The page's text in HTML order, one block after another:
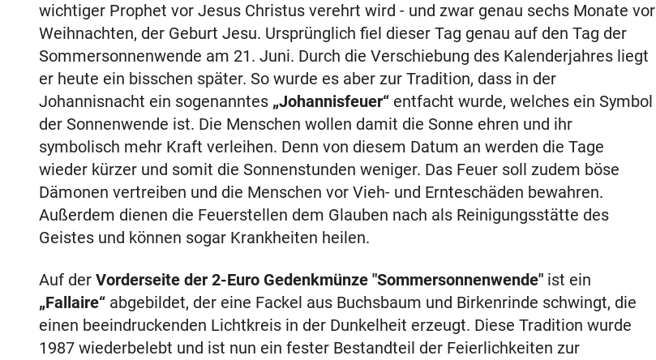
wichtiger Prophet vor Jesus Christus verehrt wird - und zwar genau sechs Monate vor
Weihnachten, der Geburt Jesu. Ursprünglich fiel dieser Tag genau auf den Tag der
Sommersonnenwende am 21. Juni. Durch die Verschiebung des Kalenderjahres liegt
er heute ein bisschen später. So wurde es aber zur Tradition, dass in der
Johannisnacht ein sogenanntes „Johannisfeuer“ entfacht wurde, welches ein Symbol
der Sonnenwende ist. Die Menschen wollen damit die Sonne ehren und ihr
symbolisch mehr Kraft verleihen. Denn von diesem Datum an werden die Tage
wieder kürzer und somit die Sonnenstunden weniger. Das Feuer soll zudem böse
Dämonen vertreiben und die Menschen vor Vieh- und Ernteschäden bewahren.
Außerdem dienen die Feuerstellen dem Glauben nach als Reinigungsstätte des
Geistes und können sogar Krankheiten heilen.
Auf der Vorderseite der 2-Euro Gedenkmünze "Sommersonnenwende" ist ein
„Fallaire“ abgebildet, der eine Fackel aus Buchsbaum und Birkenrinde schwingt, die
einen beeindruckenden Lichtkreis in der Dunkelheit erzeugt. Diese Tradition wurde
1987 wiederbelebt und ist nun ein fester Bestandteil der Feierlichkeiten zur